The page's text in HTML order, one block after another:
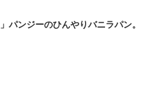
パンジーのひんやりバニラパン。